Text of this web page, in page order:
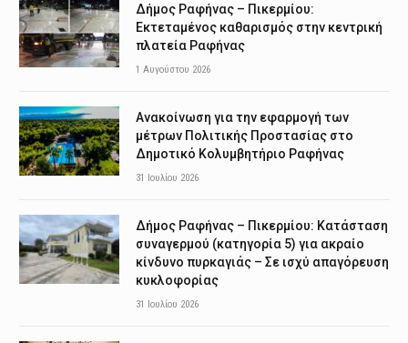
Δήμος Ραφήνας – Πικερμίου:
Εκτεταμένος καθαρισμός στην κεντρική
πλατεία Ραφήνας
1 Αυγούστου 2026
Ανακοίνωση για την εφαρμογή των
μέτρων Πολιτικής Προστασίας στο
Δημοτικό Κολυμβητήριο Ραφήνας
31 Ιουλίου 2026
Δήμος Ραφήνας – Πικερμίου: Κατάσταση
συναγερμού (κατηγορία 5) για ακραίο
κίνδυνο πυρκαγιάς – Σε ισχύ απαγόρευση
κυκλοφορίας
31 Ιουλίου 2026